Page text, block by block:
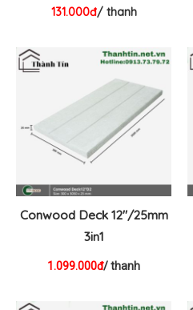
131.000đ/ thanh
Conwood Deck 12″/25mm
3in1
1.099.000đ/ thanh